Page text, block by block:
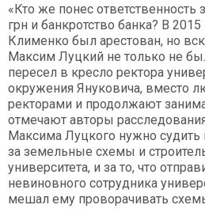
«Кто же понес
грн и банкротство банка? В 2015
Клименко был арестован, но
Максим Луцкий не только не
пересел в кресло ректора
окружения Януковича, вместо
ректорами и продолжают
отмечают авторы
Максима Луцкого нужно судить
за земельные схемы и
университета, и за то, что
невиновного сотрудника
мешал ему проворачивать